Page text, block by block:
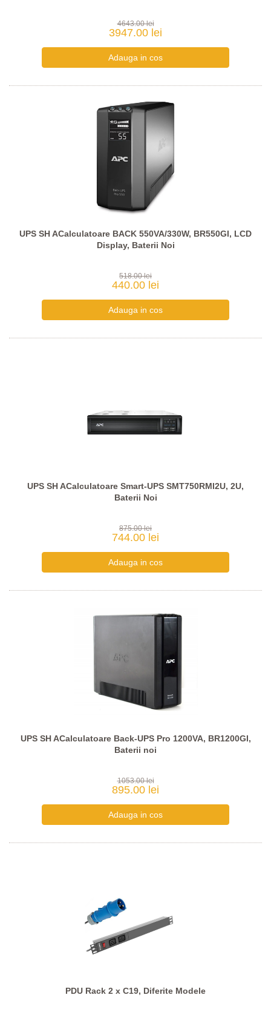
4643.00 lei
3947.00 lei
UPS SH ACalculatoare BACK 550VA/330W, BR550GI, LCD
Display, Baterii Noi
518.00 lei
440.00 lei
UPS SH ACalculatoare Smart-UPS SMT750RMI2U, 2U,
Baterii Noi
875.00 lei
744.00 lei
UPS SH ACalculatoare Back-UPS Pro 1200VA, BR1200GI,
Baterii noi
1053.00 lei
895.00 lei
PDU Rack 2 x C19, Diferite Modele